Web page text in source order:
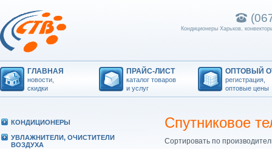
Кондиционеры Харьков,
ГЛАВНАЯ
новости,
скидки
ПРАЙС-ЛИСТ
каталог товаров
и услуг
ОПТОВЫЙ
регистрация,
оптовые цены
КОHДИЦИОHЕРЫ
УВЛАЖHИТЕЛИ, ОЧИСТИТЕЛИ
ВОЗДУХА
Спутниковое
Сортировать по